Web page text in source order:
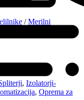
/Merilni
, Izolatorji-
, Oprema za